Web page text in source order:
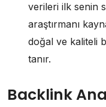
verileri ilk senin
araştırmanı
doğal ve kaliteli
tanır.
Backlink